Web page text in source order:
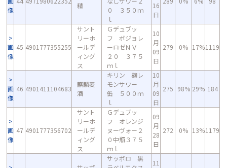
像
精
０ ３５０ｍ
ｌ
16
日
画
像
45 4901777355255
サント
リーホ
ールデ
ィング
ス
Ｇデュブッ
フ ボジョレ
ーロゼＮＶ
２０ ３７５
ｍｌ
10
月
09
日
279 0% 17%1119
画
像
46 4901411104683
麒麟麦
酒
キリン 麹レ
モンサワー
缶 ５００ｍ
ｌ
10
月
09
日
275 98% 29% 184
画
像
47 4901777356702
サント
リーホ
ールデ
ィング
ス
Ｇデュブッ
フ オレンジ
ヌーヴォー２
０中瓶３７５
ｍｌ
09
月
28
日
272 0% 13%1179
サッポロ 黒
11